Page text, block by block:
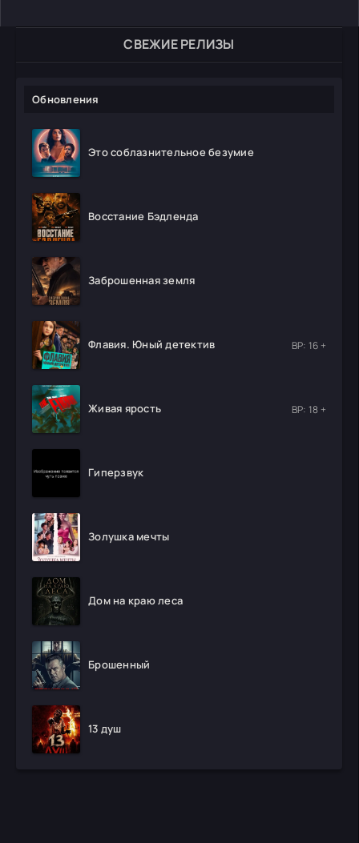
СВЕЖИЕ РЕЛИЗЫ
Обновления
Это соблазнительное безумие
Восстание Бэдленда
Заброшенная земля
Флавия. Юный детектив ВР: 16 +
Живая ярость ВР: 18 +
Гиперзвук
Золушка мечты
Дом на краю леса
Брошенный
13 душ